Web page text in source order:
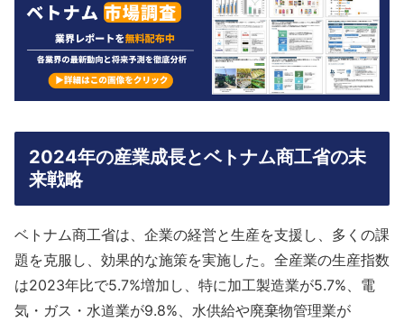
2024年の産業成長とベトナム商工省の未
来戦略
ベトナム商工省は、企業の経営と生産を支援し、多くの課
題を克服し、効果的な施策を実施した。全産業の生産指数
は2023年比で5.7%増加し、特に加工製造業が5.7%、電
気・ガス・水道業が9.8%、水供給や廃棄物管理業が